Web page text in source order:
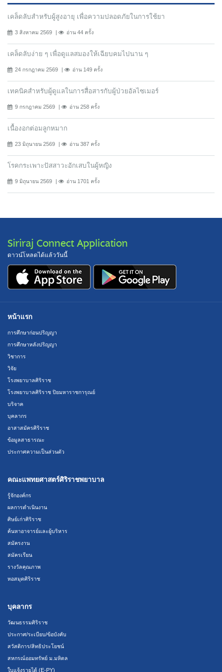
เคล็ดลับสำหรับผู้สูงอายุ เพื่อความปลอดภัยในการใช้ยา
3 สิงหาคม 2569 อ่าน 44 ครั้ง
เคล็ดลับง่าย ๆ เพื่อดูแลสมองให้เฉียบคมไปนาน ๆ
24 กรกฎาคม 2569 อ่าน 149 ครั้ง
เทคนิคสำหรับผู้ดูแลในการสื่อสารกับผู้ป่วยอัลไซเมอร์
9 กรกฎาคม 2569 อ่าน 258 ครั้ง
เนื้องอกต่อมลูกหมาก
23 มิถุนายน 2569 อ่าน 387 ครั้ง
โรคกระเพาะปัสสาวะอักเสบในผู้หญิง
9 มิถุนายน 2569 อ่าน 1701 ครั้ง
Siriraj Connect Application
ดาวน์โหลดได้แล้ววันนี้
หน้าแรก
การศึกษาก่อนปริญญา
การศึกษาหลังปริญญา
วิชาการ
วิจัย
โรงพยาบาลศิริราช
โรงพยาบาลศิริราช ปิยมหาราชการุณย์
บริจาค
บุคลากร
อาสาสมัครศิริราช
ข้อมูลสาธารณะ
ประกาศความเป็นส่วนตัว
คณะแพทยศาสตร์ศิริราชพยาบาล
รู้จักองค์กร
ผลการดำเนินงาน
ศิษย์เก่าศิริราช
ค้นหาอาจารย์และผู้บริหาร
สมัครงาน
สมัครเรียน
รางวัลคุณภาพ
หอสมุดศิริราช
บุคลากร
วัฒนธรรมศิริราช
ประกาศ/ระเบียบ/ข้อบังคับ
สวัสดิการ/สิทธิประโยชน์
สหกรณ์ออมทรัพย์ ม.มหิดล
ใบแจ้งรายได้ (E-PY)